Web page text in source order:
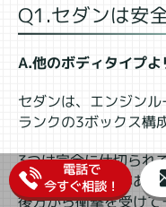
電話で
今すぐ相談！
Q1.セダンは安
A.他のボディタイプよ
セダンは、エンジン
ランクの3ボックス構
3つは完全に仕切られ
くいという特徴があり
後方から衝撃を受け